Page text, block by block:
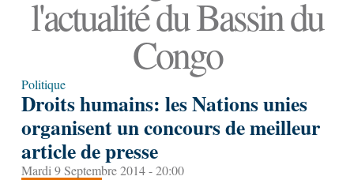
l'actualité du Bassin du
Congo
Politique
Droits humains: les Nations unies
organisent un concours de meilleur
article de presse
Mardi 9 Septembre 2014 - 20:00